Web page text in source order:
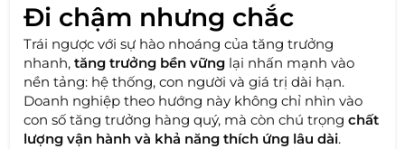
Đi chậm nhưng chắc
Trái ngược với sự hào nhoáng của tăng trưởng
nhanh,tăng trưởng bền vững lại nhấn mạnh vào
nền tảng: hệ thống, con người và giá trị dài hạn.
Doanh nghiệp theo hướng này không chỉ nhìn vào
con số tăng trưởng hàng quý, mà còn chú trọngchất
lượng vận hành và khả năng thích ứng lâu dài.